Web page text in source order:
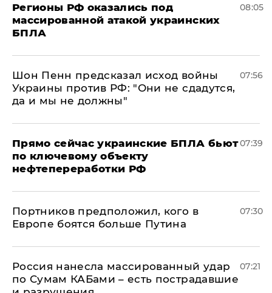
Регионы РФ оказались под
массированной атакой украинских
БПЛА
08:05
Шон Пенн предсказал исход войны
Украины против РФ: "Они не сдадутся,
да и мы не должны"
07:56
Прямо сейчас украинские БПЛА бьют
по ключевому объекту
нефтепереработки РФ
07:39
Портников предположил, кого в
Европе боятся больше Путина
07:30
Россия нанесла массированный удар
по Сумам КАБами – есть пострадавшие
07:21